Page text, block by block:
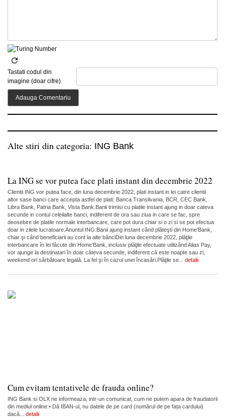
Tastati codul din
imagine (doar cifre)
Alte stiri din categoria: ING Bank
La ING se vor putea face plati instant din decembrie 2022
Clientii ING vor putea face, din luna decembrie 2022, plati instant in lei catre clientii
altor sase banci care accepta astfel de plati: Banca Transilvania, BCR, CEC Bank,
Libra Bank, Patria Bank, Vista Bank.Banii trimisi cu platile instant ajung in doar cateva
secunde in contul celeilalte banci, indiferent de ora sau ziua in care se fac, spre
deosebire de platile normale interbancare, care pot dura chiar si o zi si se pot efectua
doar in zilele lucratoare.Anuntul ING:Banii ajung instant când plăteşti din Home’Bank,
chiar şi când beneficiarii au cont la alte bănciDin luna decembrie 2022, plăţile
interbancare în lei făcute din Home’Bank, inclusiv plăţile efectuate utilizând Alias Pay,
vor ajunge la destinatari în doar câteva secunde, indiferent că este noapte sau zi,
weekend ori sărbătoare legală. La fel şi în cazul unei încasări.Plăţile se... detalii
Cum evitam tentativele de frauda online?
ING Bank si OLX ne informeaza, intr-un comunicat, cum ne putem apara de fraudatorii
din mediul online:• Dă IBAN-ul, nu datele de pe card (numărul de pe fața cardului)
dacă... detalii